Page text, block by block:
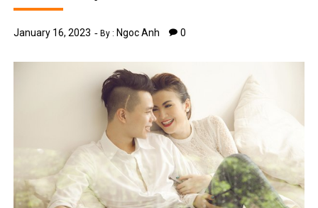
January 16, 2023 By : Ngoc Anh 0